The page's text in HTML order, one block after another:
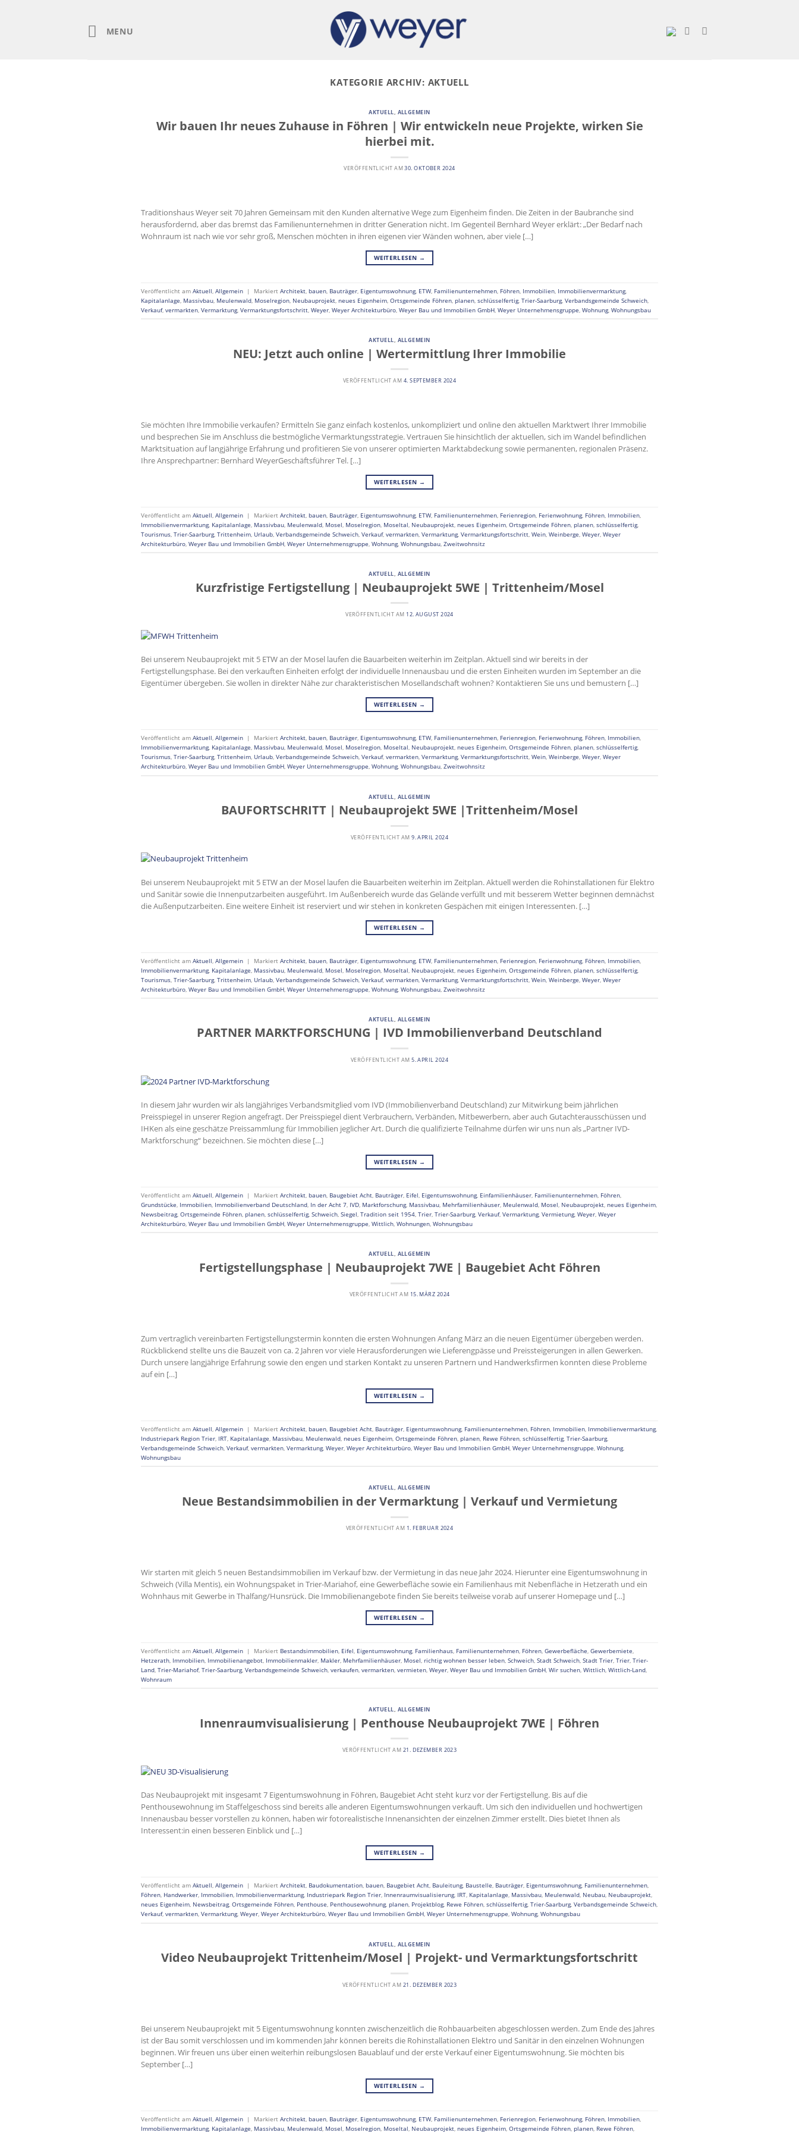
MENU
KATEGORIE ARCHIV: AKTUELL
AKTUELL, ALLGEMEIN
Wir bauen Ihr neues Zuhause in Föhren | Wir entwickeln neue Projekte, wirken Sie
hierbei mit.
VERÖFFENTLICHT AM30. OKTOBER 2024
Traditionshaus Weyer seit 70 Jahren Gemeinsam mit den Kunden alternative Wege zum Eigenheim finden. Die Zeiten in der Baubranche sind
herausfordernd, aber das bremst das Familienunternehmen in dritter Generation nicht. Im Gegenteil Bernhard Weyer erklärt: „Der Bedarf nach
Wohnraum ist nach wie vor sehr groß, Menschen möchten in ihren eigenen vier Wänden wohnen, aber viele […]
WEITERLESEN →
Veröffentlicht am Aktuell, Allgemein | Markiert Architekt, bauen, Bauträger, Eigentumswohnung, ETW, Familienunternehmen, Föhren, Immobilien, Immobilienvermarktung,
Kapitalanlage, Massivbau, Meulenwald, Moselregion, Neubauprojekt, neues Eigenheim, Ortsgemeinde Föhren, planen, schlüsselfertig, Trier-Saarburg, Verbandsgemeinde Schweich,
Verkauf, vermarkten, Vermarktung, Vermarktungsfortschritt, Weyer, Weyer Architekturbüro, Weyer Bau und Immobilien GmbH, Weyer Unternehmensgruppe, Wohnung, Wohnungsbau
AKTUELL, ALLGEMEIN
NEU: Jetzt auch online | Wertermittlung Ihrer Immobilie
VERÖFFENTLICHT AM 4. SEPTEMBER 2024
Sie möchten Ihre Immobilie verkaufen? Ermitteln Sie ganz einfach kostenlos, unkompliziert und online den aktuellen Marktwert Ihrer Immobilie
und besprechen Sie im Anschluss die bestmögliche Vermarktungsstrategie. Vertrauen Sie hinsichtlich der aktuellen, sich im Wandel befindlichen
Marktsituation auf langjährige Erfahrung und profitieren Sie von unserer optimierten Marktabdeckung sowie permanenten, regionalen Präsenz.
Ihre Ansprechpartner: Bernhard WeyerGeschäftsführer Tel. […]
WEITERLESEN →
Veröffentlicht am Aktuell, Allgemein | Markiert Architekt, bauen, Bauträger, Eigentumswohnung, ETW, Familienunternehmen, Ferienregion, Ferienwohnung, Föhren, Immobilien,
Immobilienvermarktung, Kapitalanlage, Massivbau, Meulenwald, Mosel, Moselregion, Moseltal, Neubauprojekt, neues Eigenheim, Ortsgemeinde Föhren, planen, schlüsselfertig,
Tourismus, Trier-Saarburg, Trittenheim, Urlaub, Verbandsgemeinde Schweich, Verkauf, vermarkten, Vermarktung, Vermarktungsfortschritt, Wein, Weinberge, Weyer, Weyer
Architekturbüro, Weyer Bau und Immobilien GmbH, Weyer Unternehmensgruppe, Wohnung, Wohnungsbau, Zweitwohnsitz
AKTUELL, ALLGEMEIN
Kurzfristige Fertigstellung | Neubauprojekt 5WE | Trittenheim/Mosel
VERÖFFENTLICHT AM 12. AUGUST 2024
Bei unserem Neubauprojekt mit 5 ETW an der Mosel laufen die Bauarbeiten weiterhin im Zeitplan. Aktuell sind wir bereits in der
Fertigstellungsphase. Bei den verkauften Einheiten erfolgt der individuelle Innenausbau und die ersten Einheiten wurden im September an die
Eigentümer übergeben. Sie wollen in direkter Nähe zur charakteristischen Mosellandschaft wohnen? Kontaktieren Sie uns und bemustern […]
WEITERLESEN →
Veröffentlicht am Aktuell, Allgemein | Markiert Architekt, bauen, Bauträger, Eigentumswohnung, ETW, Familienunternehmen, Ferienregion, Ferienwohnung, Föhren, Immobilien,
Immobilienvermarktung, Kapitalanlage, Massivbau, Meulenwald, Mosel, Moselregion, Moseltal, Neubauprojekt, neues Eigenheim, Ortsgemeinde Föhren, planen, schlüsselfertig,
Tourismus, Trier-Saarburg, Trittenheim, Urlaub, Verbandsgemeinde Schweich, Verkauf, vermarkten, Vermarktung, Vermarktungsfortschritt, Wein, Weinberge, Weyer, Weyer
Architekturbüro, Weyer Bau und Immobilien GmbH, Weyer Unternehmensgruppe, Wohnung, Wohnungsbau, Zweitwohnsitz
AKTUELL ALLGEMEIN
BAUFORTSCHRITT | Neubauprojekt 5WE |Trittenheim/Mosel
VERÖFFENTLICHT AM9. APRIL 2024
Bei unserem Neubauprojekt mit 5 ETW an der Mosel laufen die Bauarbeiten weiterhin im Zeitplan. Aktuell werden die Rohinstallationen für Elektro
und Sanitär sowie die Innenputzarbeiten ausgeführt. Im Außenbereich wurde das Gelände verfüllt und mit besserem Wetter beginnen demnächst
die Außenputzarbeiten. Eine weitere Einheit ist reserviert und wir stehen in konkreten Gespächen mit einigen Interessenten. […]
WEITERLESEN →
Veröffentlicht am Aktuell, Allgemein | Markiert Architekt, bauen, Bauträger, Eigentumswohnung, ETW, Familienunternehmen, Ferienregion, Ferienwohnung, Föhren, Immobilien,
Immobilienvermarktung, Kapitalanlage, Massivbau, Meulenwald, Mosel, Moselregion, Moseltal, Neubauprojekt, neues Eigenheim, Ortsgemeinde Föhren, planen, schlüsselfertig,
Tourismus, Trier-Saarburg, Trittenheim, Urlaub, Verbandsgemeinde Schweich, Verkauf, vermarkten, Vermarktung, Vermarktungsfortschritt, Wein, Weinberge, Weyer, Weyer
Architekturbüro, Weyer Bau und Immobilien GmbH, Weyer Unternehmensgruppe, Wohnung, Wohnungsbau, Zweitwohnsitz
AKTUELL, ALLGEMEIN
PARTNER MARKTFORSCHUNG | IVD Immobilienverband Deutschland
VERÖFFENTLICHT AM5. APRIL 2024
In diesem Jahr wurden wir als langjähriges Verbandsmitglied vom IVD (Immobilienverband Deutschland) zur Mitwirkung beim jährlichen
Preisspiegel in unserer Region angefragt. Der Preisspiegel dient Verbrauchern, Verbänden, Mitbewerbern, aber auch Gutachterausschüssen und
IHKen als eine geschätze Preissammlung für Immobilien jeglicher Art. Durch die qualifizierte Teilnahme dürfen wir uns nun als „Partner IVD-
Marktforschung“ bezeichnen. Sie möchten diese […]
WEITERLESEN →
Veröffentlicht am Aktuell, Allgemein | Markiert Architekt, bauen, Baugebiet Acht, Bauträger, Eifel, Eigentumswohnung, Einfamilienhäuser, Familienunternehmen, Föhren,
Grundstücke, Immobilien, Immobilienverband Deutschland, In der Acht 7, IVD, Marktforschung, Massivbau, Mehrfamilienhäuser, Meulenwald, Mosel, Neubauprojekt, neues Eigenheim,
Newsbeitrag, Ortsgemeinde Föhren, planen, schlüsselfertig, Schweich, Siegel, Tradition seit 1954, Trier, Trier-Saarburg, Verkauf, Vermarktung, Vermietung, Weyer, Weyer
Architekturbüro, Weyer Bau und Immobilien GmbH, Weyer Unternehmensgruppe, Wittlich, Wohnungen, Wohnungsbau
AKTUELL, ALLGEMEIN
Fertigstellungsphase | Neubauprojekt 7WE | Baugebiet Acht Föhren
VERÖFFENTLICHT AM 15. MÄRZ 2024
Zum vertraglich vereinbarten Fertigstellungstermin konnten die ersten Wohnungen Anfang März an die neuen Eigentümer übergeben werden.
Rückblickend stellte uns die Bauzeit von ca. 2 Jahren vor viele Herausforderungen wie Lieferengpässe und Preissteigerungen in allen Gewerken.
Durch unsere langjährige Erfahrung sowie den engen und starken Kontakt zu unseren Partnern und Handwerksfirmen konnten diese Probleme
auf ein […]
WEITERLESEN →
Veröffentlicht am Aktuell, Allgemein | Markiert Architekt, bauen, Baugebiet Acht, Bauträger, Eigentumswohnung, Familienunternehmen, Föhren, Immobilien, Immobilienvermarktung,
Industriepark Region Trier, IRT, Kapitalanlage, Massivbau, Meulenwald, neues Eigenheim, Ortsgemeinde Föhren, planen, Rewe Föhren, schlüsselfertig, Trier-Saarburg,
Verbandsgemeinde Schweich, Verkauf, vermarkten, Vermarktung, Weyer, Weyer Architekturbüro, Weyer Bau und Immobilien GmbH, Weyer Unternehmensgruppe, Wohnung,
Wohnungsbau
AKTUELL, ALLGEMEIN
Neue Bestandsimmobilien in der Vermarktung | Verkauf und Vermietung
VERÖFFENTLICHT AM 1. FEBRUAR 2024
Wir starten mit gleich 5 neuen Bestandsimmobilien im Verkauf bzw. der Vermietung in das neue Jahr 2024. Hierunter eine Eigentumswohnung in
Schweich (Villa Mentis), ein Wohnungspaket in Trier-Mariahof, eine Gewerbefläche sowie ein Familienhaus mit Nebenfläche in Hetzerath und ein
Wohnhaus mit Gewerbe in Thalfang/Hunsrück. Die Immobilienangebote finden Sie bereits teilweise vorab auf unserer Homepage und […]
WEITERLESEN →
Veröffentlicht am Aktuell, Allgemein | Markiert Bestandsimmobilien, Eifel, Eigentumswohnung, Familienhaus, Familienunternehmen, Föhren, Gewerbefläche, Gewerbemiete,
Hetzerath, Immobilien, Immobilienangebot, Immobilienmakler, Makler, Mehrfamilienhäuser, Mosel, richtig wohnen besser leben, Schweich, Stadt Schweich, Stadt Trier, Trier, Trier-
Land, Trier-Mariahof, Trier-Saarburg, Verbandsgemeinde Schweich, verkaufen, vermarkten, vermieten, Weyer, Weyer Bau und Immobilien GmbH, Wir suchen, Wittlich, Wittlich-Land,
Wohnraum
AKTUELL, ALLGEMEIN
Innenraumvisualisierung | Penthouse Neubauprojekt 7WE | Föhren
VERÖFFENTLICHT AM 21. DEZEMBER 2023
Das Neubauprojekt mit insgesamt 7 Eigentumswohnung in Föhren, Baugebiet Acht steht kurz vor der Fertigstellung. Bis auf die
Penthousewohnung im Staffelgeschoss sind bereits alle anderen Eigentumswohnungen verkauft. Um sich den individuellen und hochwertigen
Innenausbau besser vorstellen zu können, haben wir fotorealistische Innenansichten der einzelnen Zimmer erstellt. Dies bietet Ihnen als
Interessent:in einen besseren Einblick und […]
WEITERLESEN →
Veröffentlicht am Aktuell, Allgemein | Markiert Architekt, Baudokumentation, bauen, Baugebiet Acht, Bauleitung, Baustelle, Bauträger, Eigentumswohnung, Familienunternehmen,
Föhren, Handwerker, Immobilien, Immobilienvermarktung, Industriepark Region Trier, Innenraumvisualisierung, IRT, Kapitalanlage, Massivbau, Meulenwald, Neubau, Neubauprojekt,
neues Eigenheim, Newsbeitrag, Ortsgemeinde Föhren, Penthouse, Penthousewohnung, planen, Projektblog, Rewe Föhren, schlüsselfertig, Trier-Saarburg, Verbandsgemeinde Schweich,
Verkauf, vermarkten, Vermarktung, Weyer, Weyer Architekturbüro, Weyer Bau und Immobilien GmbH, Weyer Unternehmensgruppe, Wohnung, Wohnungsbau
AKTUELL ALLGEMEIN
Video Neubauprojekt Trittenheim/Mosel | Projekt- und Vermarktungsfortschritt
VERÖFFENTLICHT AM 21. DEZEMBER 2023
Bei unserem Neubauprojekt mit 5 Eigentumswohnung konnten zwischenzeitlich die Rohbauarbeiten abgeschlossen werden. Zum Ende des Jahres
ist der Bau somit verschlossen und im kommenden Jahr können bereits die Rohinstallationen Elektro und Sanitär in den einzelnen Wohnungen
beginnen. Wir freuen uns über einen weiterhin reibungslosen Bauablauf und der erste Verkauf einer Eigentumswohnung. Sie möchten bis
September […]
WEITERLESEN →
Veröffentlicht am Aktuell, Allgemein | Markiert Architekt, bauen, Bauträger, Eigentumswohnung, ETW, Familienunternehmen, Ferienregion, Ferienwohnung, Föhren, Immobilien,
Immobilienvermarktung, Kapitalanlage, Massivbau, Meulenwald, Mosel, Moselregion, Moseltal, Neubauprojekt, neues Eigenheim, Ortsgemeinde Föhren, planen, Rewe Föhren,